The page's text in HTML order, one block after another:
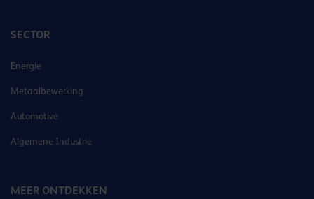
SECTOR
Energie
Metaalbewerking
Automotive
Algemene Industrie
MEER ONTDEKKEN